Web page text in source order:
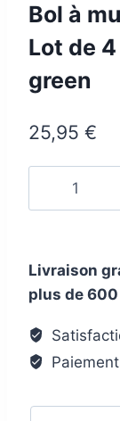
Bol à
Lot de
green
25,95 €
muesli
koziol
BOWL
Lot
Livraison
plus de